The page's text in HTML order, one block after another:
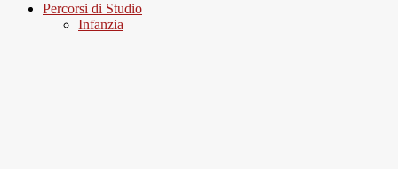
Percorsi di Studio
Infanzia